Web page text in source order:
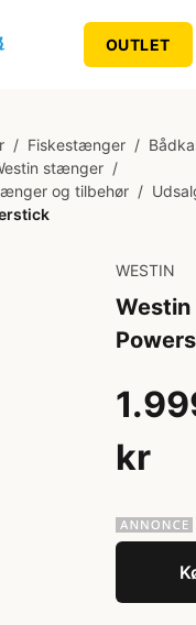
OUTLET
/ Fiskestænger /
stænger /
og tilbehør /
WESTIN
Westin
kr